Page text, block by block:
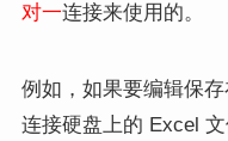
对一连接来使用的。
例如，如果要编辑保存
连接硬盘上的 Excel